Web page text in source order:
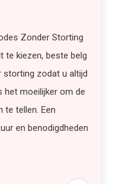
Zonder Storting
te kiezen, beste belg
storting zodat u altijd
het moeilijker om de
te tellen. Een
en benodigdheden